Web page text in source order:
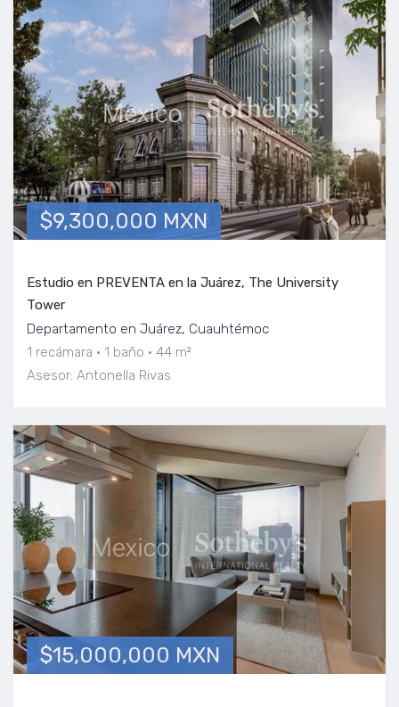
$9,300,000 MXN
Estudio en PREVENTA en la Juárez, The University
Tower
Departamento en Juárez, Cuauhtémoc
1 recámara
1 baño
44 m²
Asesor: Antonella Rivas
$15,000,000 MXN